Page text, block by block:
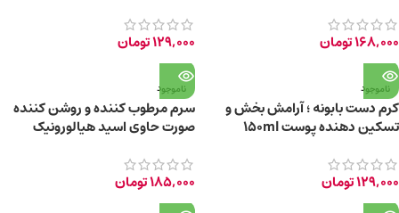
168,000تومان 129,000تومان
ناموجود
کرم دست بابونه ؛ آرامش بخش و
تسکین دهنده پوست 150ml
129,000تومان
ناموجود
سرم مرطوب کننده و روشن کننده
صورت حاوی اسید هیالورونیک
185,000تومان